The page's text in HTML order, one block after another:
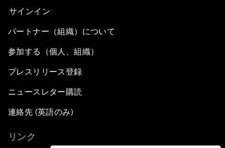
サインイン
パートナー（組織）について
参加する（個人、組織）
プレスリリース登録
ニュースレター購読
連絡先 (英語のみ)
リンク